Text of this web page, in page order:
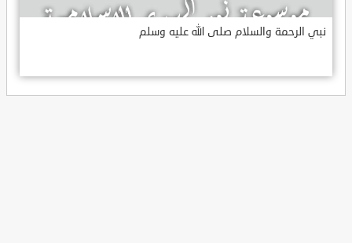
نبي الرحمة والسلام صلى الله عليه وسلم